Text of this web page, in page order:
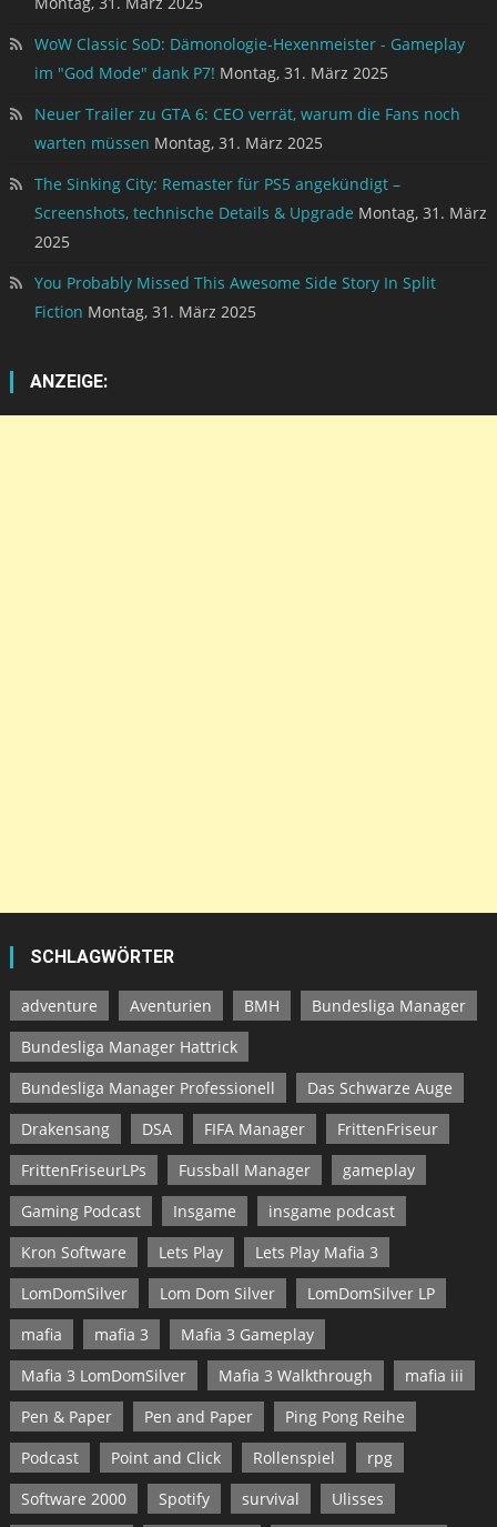
WoW Classic SoD: Dämonologie-Hexenmeister - Gameplay
im "God Mode" dank P7! Montag, 31. März 2025
Neuer Trailer zu GTA 6: CEO verrät, warum die Fans noch
warten müssen Montag, 31. März 2025
The Sinking City: Remaster für PS5 angekündigt –
Screenshots, technische Details & Upgrade Montag, 31. März
2025
You Probably Missed This Awesome Side Story In Split
Fiction Montag, 31. März 2025
ANZEIGE:
SCHLAGWÖRTER
adventure Aventurien BMH
Bundesliga Manager
Bundesliga Manager Hattrick
Bundesliga Manager Professionell
Das Schwarze Auge
Drakensang
DSA FIFA Manager
FrittenFriseur
FrittenFriseurLPs
Fussball Manager
gameplay
Gaming Podcast
Insgame
insgame podcast
Kron Software
Lets Play
Lets Play Mafia 3
LomDomSilver
Lom Dom Silver
LomDomSilver LP
mafia
mafia 3
Mafia 3 Gameplay
Mafia 3 LomDomSilver
Mafia 3 Walkthrough
mafia iii
Pen & Paper
Pen and Paper
Ping Pong Reihe
Podcast
Point and Click Rollenspiel
rpg
Software 2000
Spotify survival
Ulisses